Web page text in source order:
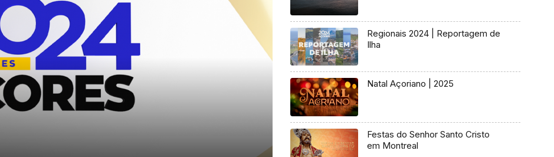
Regionais 2024 | Reportagem de
Ilha
Natal Açoriano | 2025
Festas do Senhor Santo Cristo
em Montreal